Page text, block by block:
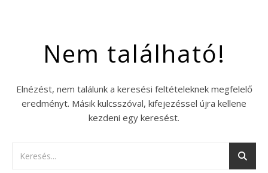
Nem található!
Elnézést, nem találunk a keresési feltételeknek megfelelő
eredményt. Másik kulcsszóval, kifejezéssel újra kellene
kezdeni egy keresést.